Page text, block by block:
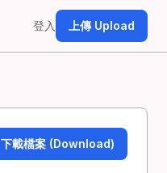
登入 上傳 Upload
下載檔案 (Download)